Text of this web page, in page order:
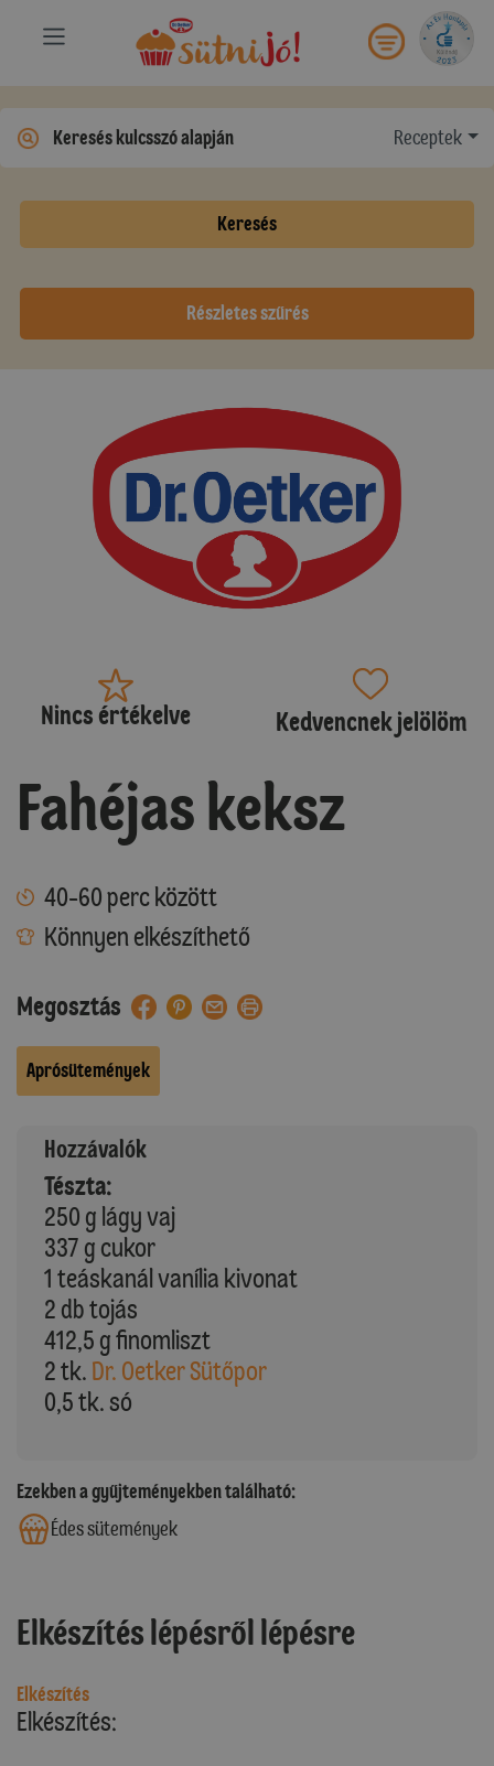
Receptek
Keresés
Részletes szűrés
Nincs értékelve Kedvencnek jelölöm
Fahéjas keksz
40-60 perc között
Könnyen elkészíthető
Megosztás
Aprósütemények
Hozzávalók
Tészta:
250 g lágy vaj
337 g cukor
1 teáskanál vanília kivonat
2 db tojás
412,5 g finomliszt
2 tk. Dr. Oetker Sütőpor
0,5 tk. só
Ezekben a gyűjteményekben található:
Édes sütemények
Elkészítés lépésről lépésre
Elkészítés
Elkészítés: